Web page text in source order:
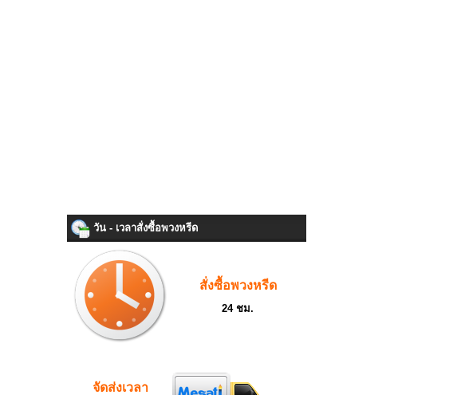
วัน - เวลาสั่งซื้อพวงหรีด
สั่งซื้อพวงหรีด
24 ชม.
จัดส่งเวลา